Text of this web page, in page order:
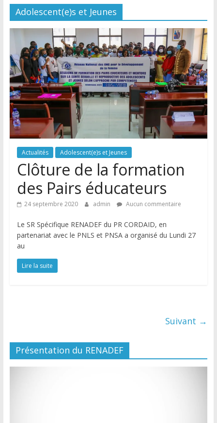
Adolescent(e)s et Jeunes
Actualités Adolescent(e)s et Jeunes
Clôture de la formation
des Pairs éducateurs
24 septembre 2020 admin Aucun commentaire
Le SR Spécifique RENADEF du PR CORDAID, en
partenariat avec le PNLS et PNSA a organisé du Lundi 27
au
Lire la suite
Suivant →
Présentation du RENADEF